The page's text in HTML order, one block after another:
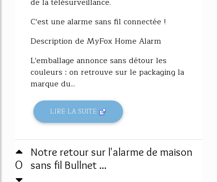
C'est une alarme sans fil connectée !
Description de MyFox Home Alarm
L'emballage annonce sans détour les
couleurs : on retrouve sur le packaging la
marque du...
LIRE LA SUITE
0
Notre retour sur l'alarme de maison
sans fil Bullnet ...